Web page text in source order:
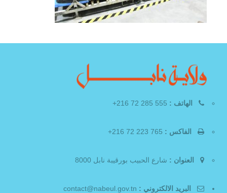
الهاتف :
الفاكس :
العنوان : شارع الحبيب بورقيبة نابل 8000
البريد الالكتروني :